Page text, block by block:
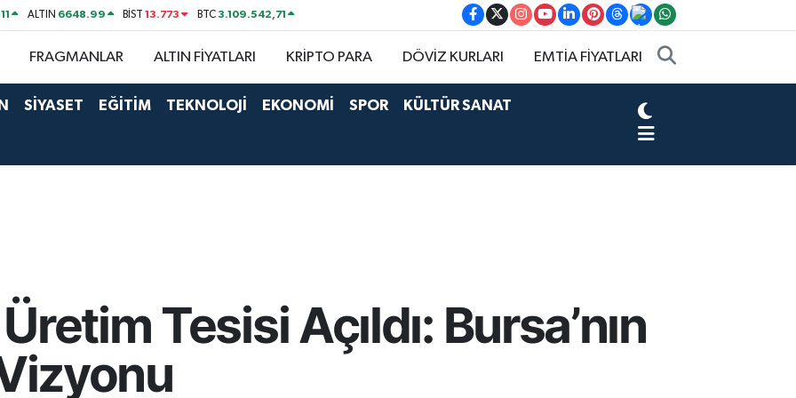
ALTIN 6648.99 BİST13.773 BTC3.109.542,71
FRAGMANLAR ALTIN FİYATLARI KRİPTO PARA DÖVİZ KURLARI EMTİA FİYATLARI
SİYASET EĞİTİM TEKNOLOJİ EKONOMİ SPOR KÜLTÜR SANAT
Tesisi Açıldı: Bursa’nın